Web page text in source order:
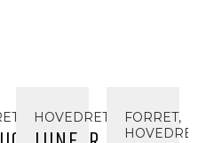
HOVEDRET
FORRET,
HOVEDRET,